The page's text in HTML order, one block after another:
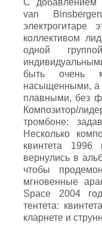
С добавлением
van
коллективом
одной
быть очень
насыщенными, а
плавными, без
Композитор/
тромбоне:
Несколько
квинтета
вернулись в
чтобы
мгновенные
Space 2004
тентета:
кларнете и